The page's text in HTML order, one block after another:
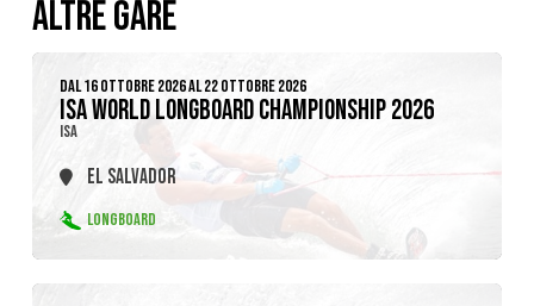
ALTRE GARE
DAL 16 OTTOBRE 2026 AL 22 OTTOBRE 2026
ISA WORLD LONGBOARD CHAMPIONSHIP 2026
ISA
EL SALVADOR
LONGBOARD